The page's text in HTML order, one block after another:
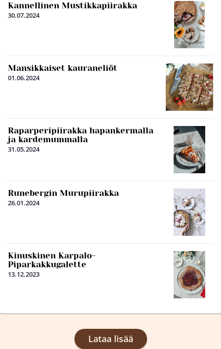
Kannellinen Mustikkapiirakka
30.07.2024
Mansikkaiset kauraneliöt
01.06.2024
Raparperipiirakka hapankermalla
ja kardemummalla
31.05.2024
Runebergin Murupiirakka
26.01.2024
Kinuskinen Karpalo-
Piparkakkugalette
13.12.2023
Lataa lisää